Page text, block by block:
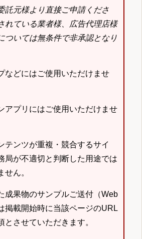
託元様より直接ご申請くださ
れている業者様、広告代理店様
ついては無条件で非承認となり
などにはご使用いただけませ
アプリにはご使用いただけませ
テンツが重複・競合するサイ
局が不適切と判断した用途では
せん。
成果物のサンプルご送付（Web
掲載開始時に当該ページのURL
とさせていただきます。